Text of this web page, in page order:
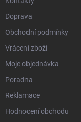
Doprava
Obchodní podmínky
Vrácení zboží
Moje objednávka
Poradna
Reklamace
Hodnocení obchodu